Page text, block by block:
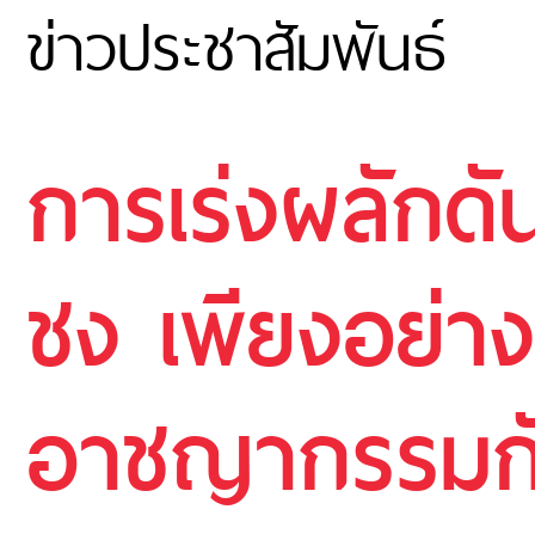
ข่าวประชาสัมพันธ์
การเร่งผลั
ชง เพียงอย่
อาชญากรรม